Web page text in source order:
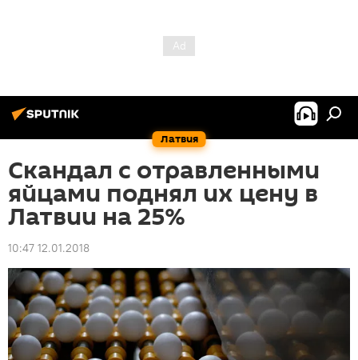
Латвия
Скандал с отравленными
яйцами поднял их цену в
Латвии на 25%
10:47 12.01.2018